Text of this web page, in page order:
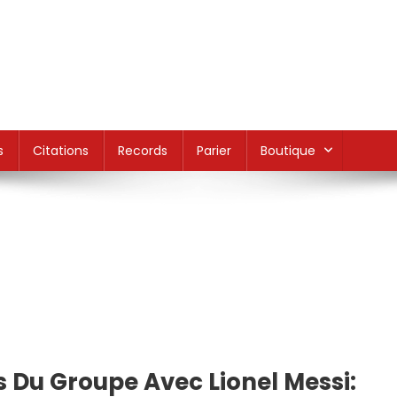
Citations Records Parier Boutique
Groupe Avec Lionel Messi: